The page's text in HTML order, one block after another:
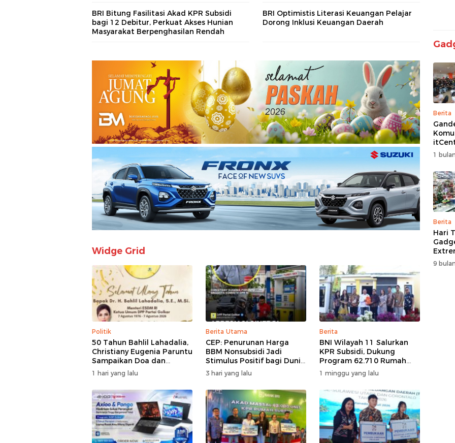
BRI Bitung Fasilitasi Akad KPR Subsidi
bagi 12 Debitur, Perkuat Akses Hunian
Masyarakat Berpenghasilan Rendah
BRI Optimistis Literasi Keuangan Pelajar
Dorong Inklusi Keuangan Daerah
Widge Grid
Politik
50 Tahun Bahlil Lahadalia,
Christiany Eugenia Paruntu
Sampaikan Doa dan
Harapan
1 hari yang lalu
Berita Utama
CEP: Penurunan Harga
BBM Nonsubsidi Jadi
Stimulus Positif bagi Dunia
Usaha dan Pertumbuhan
Ekonomi
3 hari yang lalu
Berita
BNI Wilayah 11 Salurkan
KPR Subsidi, Dukung
Program 62.710 Rumah
Bersubsidi
1 minggu yang lalu
Berita
Free
Siap
1
Berita
Hari
9